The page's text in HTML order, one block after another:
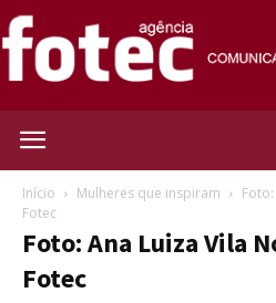
Início Mulheres que inspiram
Fotec
Foto: Ana Luiza Vila
Fotec